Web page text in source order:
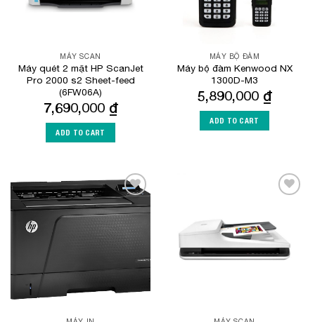
MÁY SCAN
Máy quét 2 mặt HP ScanJet
Pro 2000 s2 Sheet-feed
(6FW06A)
7,690,000 ₫
ADD TO CART
MÁY BỘ ĐÀM
Máy bộ đàm Kenwood NX
1300D-M3
5,890,000 ₫
ADD TO CART
Add to
Wishlist